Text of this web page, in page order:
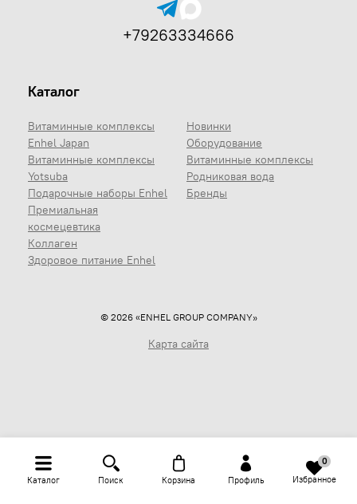
Каталог
Витаминные комплексы
Enhel Japan
Витаминные комплексы
Yotsuba
Подарочные наборы Enhel
Премиальная
космецевтика
Коллаген
Здоровое питание Enhel
Новинки
Оборудование
Витаминные комплексы
Родниковая вода
Бренды
+79263334666
© 2026 «ENHEL GROUP COMPANY»
Карта сайта
Каталог Поиск Корзина Профиль
0
Избранное